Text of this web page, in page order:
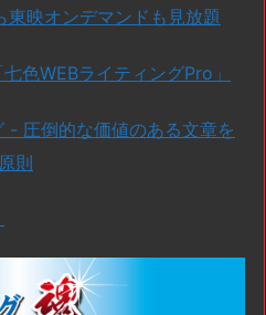
映オンデマンドも見放題
色WEBライティングPro」
- 圧倒的な価値のある文章を
則